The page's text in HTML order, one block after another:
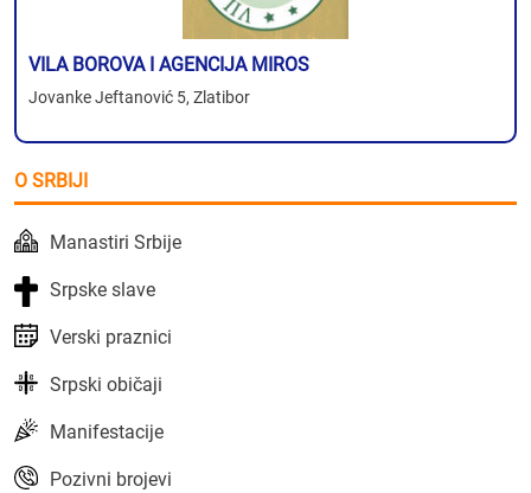
VILA BOROVA I AGENCIJA MIROS
Jovanke Jeftanović 5, Zlatibor
O SRBIJI
Manastiri Srbije
Srpske slave
Verski praznici
Srpski običaji
Manifestacije
Pozivni brojevi